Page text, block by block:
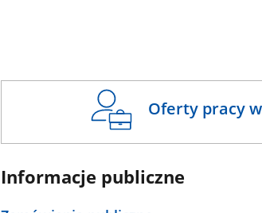
Oferty pracy
Informacje publiczne